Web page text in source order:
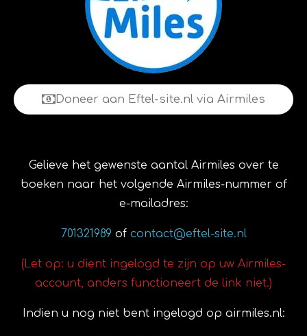
Doneer aan Eftel-site.nl via Airmiles
Gelieve het gewenste aantal Airmiles over te
boeken naar het volgende Airmiles-nummer of
e-mailadres:
701321989 ofcontact@eftel-site.nl
(Let op: u dient ingelogd te zijn op uw Airmiles-
account, anders functioneert de link niet.)
Indien u nog niet bent ingelogd op airmiles.nl: